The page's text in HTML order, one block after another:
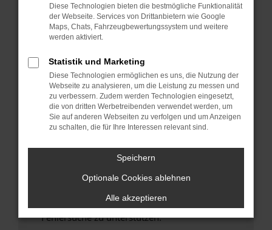
Starte dein Gerät neu.
Das kann manchmal helfen, vorübergehende
Probleme zu beheben.
Betriebssystem auf dem neuesten Stand
sind.
Veraltete Software birgt nicht nur ein
Sicherheitsrisiko, sondern kann auch dazu
führen, dass bestimmte Funktionen nicht mehr
unterstützt werden.
Wende dich an den Webseitenbetreiber.
Wenn du alle oben genannten Schritte versucht
hast, kontaktiere uns bitte. Wir werden
uns diesen Text schicken, um uns bei der
Fehlersuche zu unterstützen:
Diese Technologien bieten die bestmögliche Funktionalität
der Webseite. Services von Drittanbietern wie Google
Maps, Chats, Fahrzeugbewertungssystem und weitere
werden aktiviert.
Statistik und Marketing
Diese Technologien ermöglichen es uns, die Nutzung der
Webseite zu analysieren, um die Leistung zu messen und
zu verbessern. Zudem werden Technologien eingesetzt,
die von dritten Werbetreibenden verwendet werden, um
Sie auf anderen Webseiten zu verfolgen und um Anzeigen
zu schalten, die für Ihre Interessen relevant sind.
Speichern
Optionale Cookies ablehnen
Alle akzeptieren